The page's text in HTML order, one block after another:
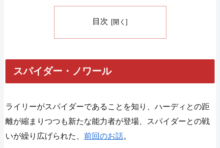
目次
スパイダー・ノワール
ライリーがスパイダーであることを知り、ハーディとの距
離が縮まりつつも新たな能力者が登場、スパイダーとの戦
いが繰り広げられた、前回のお話。